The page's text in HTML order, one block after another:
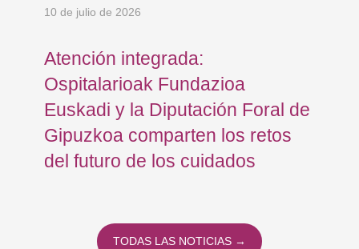
10 de julio de 2026
Atención integrada:
Ospitalarioak Fundazioa
Euskadi y la Diputación Foral de
Gipuzkoa comparten los retos
del futuro de los cuidados
TODAS LAS NOTICIAS →